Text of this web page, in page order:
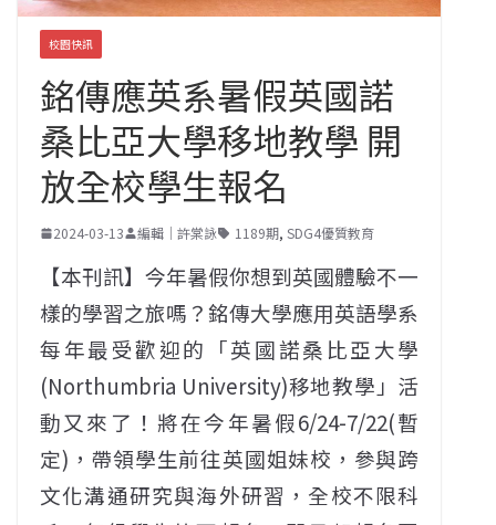
校園快訊
銘傳應英系暑假英國諾
桑比亞大學移地教學 開
放全校學生報名
2024-03-13 編輯｜許棠詠 1189期, SDG4優質教育
【本刊訊】今年暑假你想到英國體驗不一
樣的學習之旅嗎？銘傳大學應用英語學系
每年最受歡迎的「英國諾桑比亞大學
(Northumbria University)移地教學」活
動又來了！將在今年暑假6/24-7/22(暫
定)，帶領學生前往英國姐妹校，參與跨
文化溝通研究與海外研習，全校不限科